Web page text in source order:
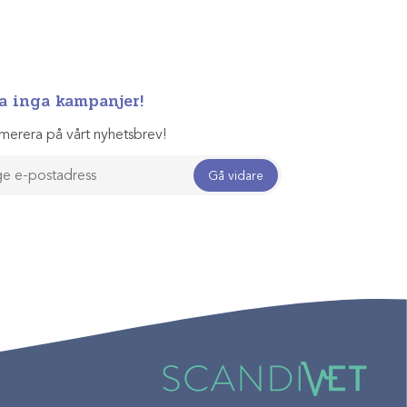
inga kampanjer!
på vårt nyhetsbrev!
Gå vidare